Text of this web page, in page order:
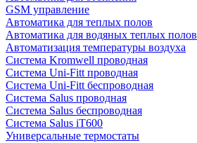
GSM управление
Автоматика для теплых полов
Автоматика для водяных теплых полов
Автоматизация температуры воздуха
Система Kromwell проводная
Система Uni-Fitt проводная
Система Uni-Fitt беспроводная
Система Salus проводная
Система Salus беспроводная
Система Salus iT600
Универсальные термостаты